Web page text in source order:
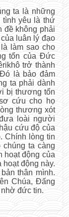
ta là những
yêu là thứ
đề không phải
luân lý đạo
làm sao cho
tổn của Đức
trở thành
là bảo đảm
ta phải dành
bị thương tổn
cứu cho họ
thương xót
loài người
cứu độ của
Chính lòng tin
ta càng
hoạt động của
động này.
thân mình.
Chúa, Đấng
đức tin.